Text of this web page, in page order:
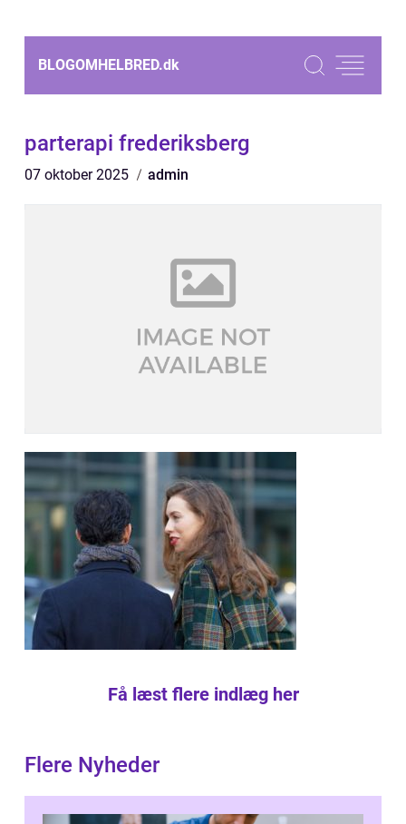
BLOGOMHELBRED.dk
parterapi frederiksberg
07 oktober 2025 admin
Få læst flere indlæg her
Flere Nyheder